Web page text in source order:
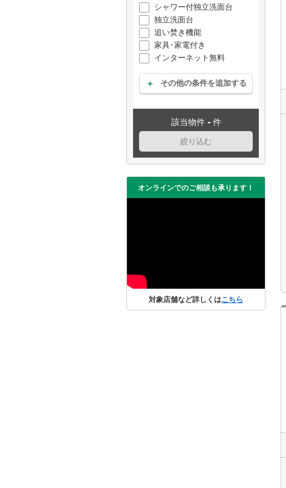
シャワー付独立洗面台
独立洗面台
追い焚き機能
家具･家電付き
インターネット無料
その他の条件を追加する
該当物件 - 件
絞り込む
オンラインでのご相談も承ります！
対象店舗など詳しくはこちら